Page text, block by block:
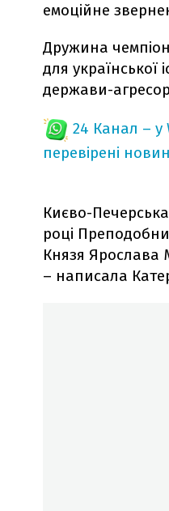
емоційне
Дружина
для української
держави-
24 Канал – у
перевірені
Києво-
році
Князя Ярослава
– написала